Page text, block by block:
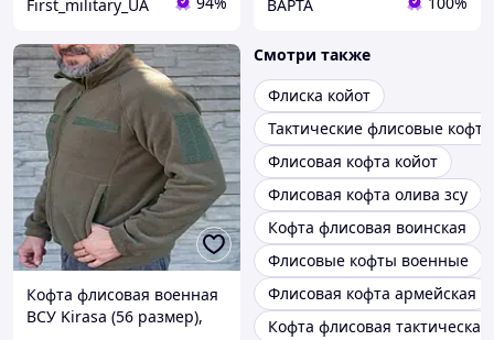
First_military_UA ВАРТА
Кофта флисовая военная
ВСУ Kirasa (56 размер),
Смотри также
Флиска койот
Тактические флисовые кофты
Флисовая кофта койот
Флисовая кофта олива зсу
Кофта флисовая воинская
Флисовые кофты военные
Флисовая кофта армейская
Кофта флисовая тактическая